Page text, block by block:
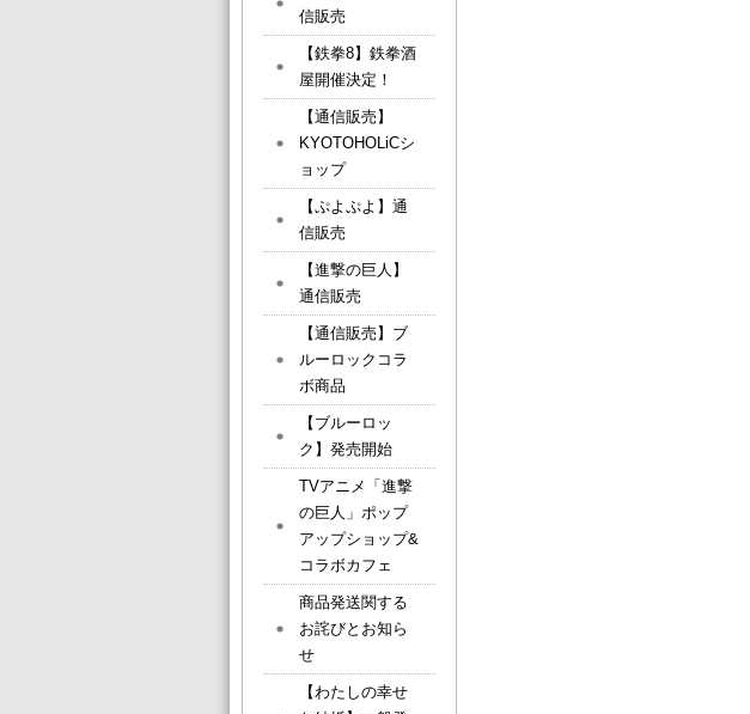
信販売
【鉄拳8】鉄拳酒
屋開催決定！
【通信販売】
KYOTOHOLiCシ
ョップ
【ぷよぷよ】通
信販売
【進撃の巨人】
通信販売
【通信販売】ブ
ルーロックコラ
ボ商品
【ブルーロッ
ク】発売開始
TVアニメ「進撃
の巨人」ポップ
アップショップ&
コラボカフェ
商品発送関する
お詫びとお知ら
せ
【わたしの幸せ